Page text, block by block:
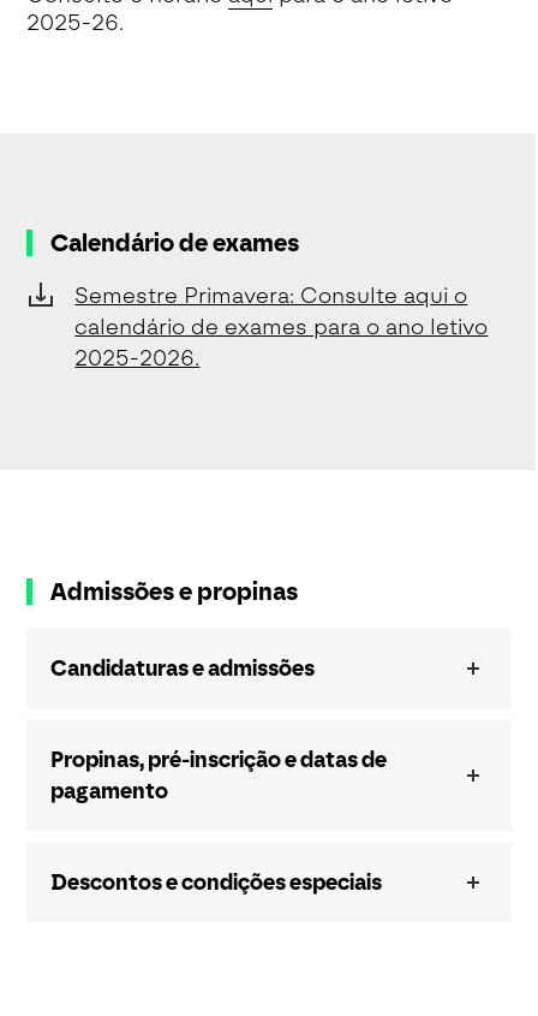
2025-26.
Calendário de exames
Semestre Primavera: Consulte aqui o
calendário de exames para o ano letivo
2025-2026.
Admissões e propinas
Candidaturas e admissões
Propinas, pré-inscrição e datas de
pagamento
Descontos e condições especiais